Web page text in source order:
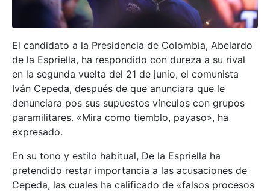
El candidato a la Presidencia de Colombia, Abelardo
de la Espriella, ha respondido con dureza a su rival
en la segunda vuelta del 21 de junio, el comunista
Iván Cepeda, después de que anunciara que le
denunciara pos sus supuestos vínculos con grupos
paramilitares. «Mira como tiemblo, payaso», ha
expresado.
En su tono y estilo habitual, De la Espriella ha
pretendido restar importancia a las acusaciones de
Cepeda, las cuales ha calificado de «falsos procesos